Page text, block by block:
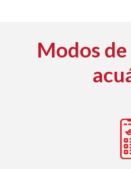
Modos